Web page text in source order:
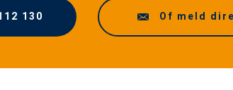
130 Of meld